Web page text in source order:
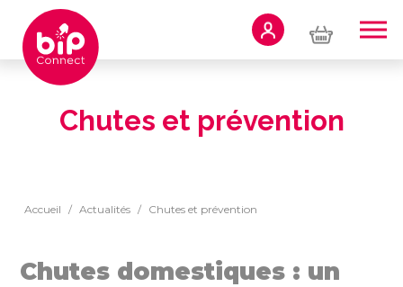
TÉLÉASSISTANCE
Chutes et prévention
Accueil / Actualités / Chutes et prévention
Chutes domestiques : un
Panneau de gestion des cookies